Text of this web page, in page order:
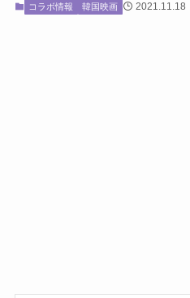
コラボ情報 韓国映画 2021.11.18